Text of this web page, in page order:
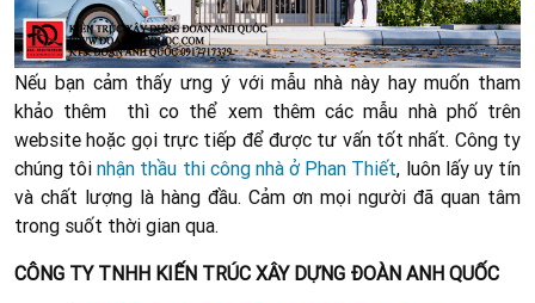
Nếu bạn cảm thấy ưng ý với mẫu nhà này hay muốn tham
khảo thêm thì co thể xem thêm các mẫu nhà phố trên
website hoặc gọi trực tiếp để được tư vấn tốt nhất. Công ty
chúng tôinhận thầu thi công nhà ở Phan Thiết, luôn lấy uy tín
và chất lượng là hàng đầu. Cảm ơn mọi người đã quan tâm
trong suốt thời gian qua.
CÔNG TY TNHH KIẾN TRÚC XÂY DỰNG ĐOÀN ANH QUỐC